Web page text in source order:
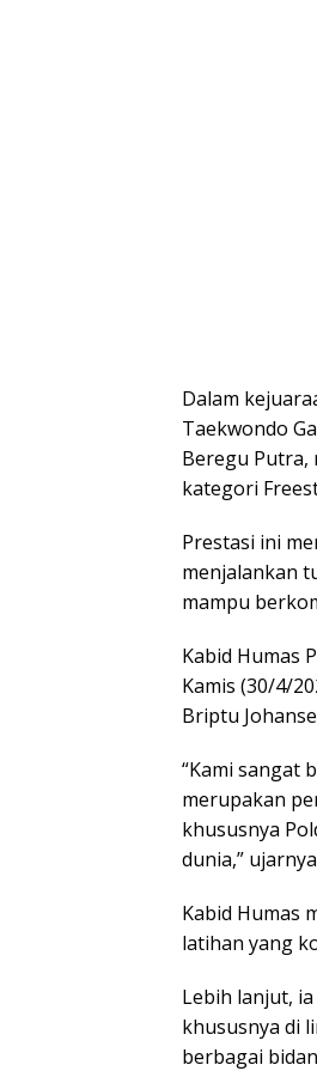
Dalam
Taekwondo
Beregu Putra,
kategori
Prestasi ini
menjalankan
mampu
Kabid Humas
Kamis (30/4/
Briptu
“Kami sangat
merupakan
khususnya
dunia,”
Kabid Humas
latihan yang
Lebih lanjut,
khususnya di
berbagai